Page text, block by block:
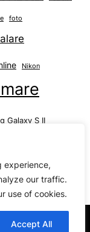
experience,
our traffic.
use of cookies.
Accept All
foto
Nikon
Galaxy S II
WordPress